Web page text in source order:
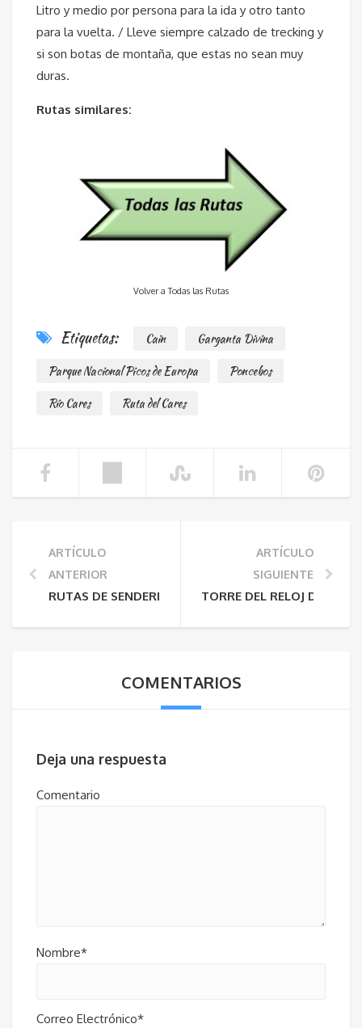
Litro y medio por persona para la ida y otro tanto
para la vuelta. / Lleve siempre calzado de trecking y
si son botas de montaña, que estas no sean muy
duras.
Rutas similares:
Volver a Todas las Rutas
Etiquetas: Cain
Garganta Divina
Parque Nacional Picos de Europa
Poncebos
Río Cares
Ruta del Cares
ARTÍCULO
ANTERIOR
RUTAS DE SENDERISMO EN EL P.N. PICOS DE EUROPA
ARTÍCULO
SIGUIENTE
TORRE DEL RELOJ DE
COMENTARIOS
Deja una respuesta
Comentario
Nombre*
Correo Electrónico*